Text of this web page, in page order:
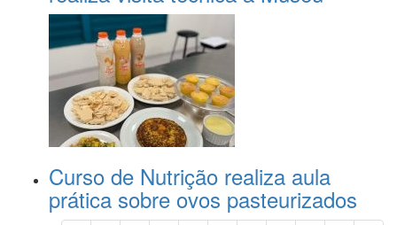
Curso de Nutrição realiza aula
prática sobre ovos pasteurizados